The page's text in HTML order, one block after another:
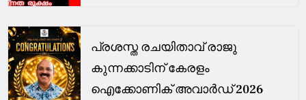
പ്രശസ്ത രചയിതാവ് രാജു
കുന്നക്കാടിന് കേരളം
ഐക്കോണിക് അവാർഡ് 2026